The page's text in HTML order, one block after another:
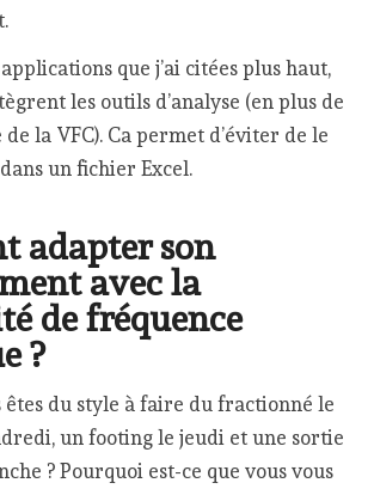
applications que j’ai citées plus haut,
les outils d’analyse (en plus de
la VFC). Ca permet d’éviter de le
un fichier Excel.
adapter son
avec la
de fréquence
?
êtes du style à faire du fractionné le
un footing le jeudi et une sortie
? Pourquoi est-ce que vous vous